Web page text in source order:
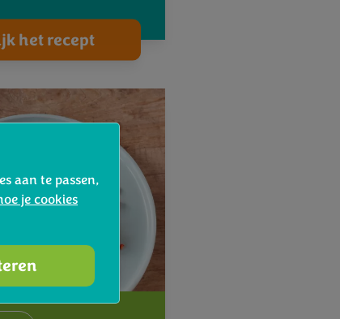
het recept
aan te passen,
je cookies